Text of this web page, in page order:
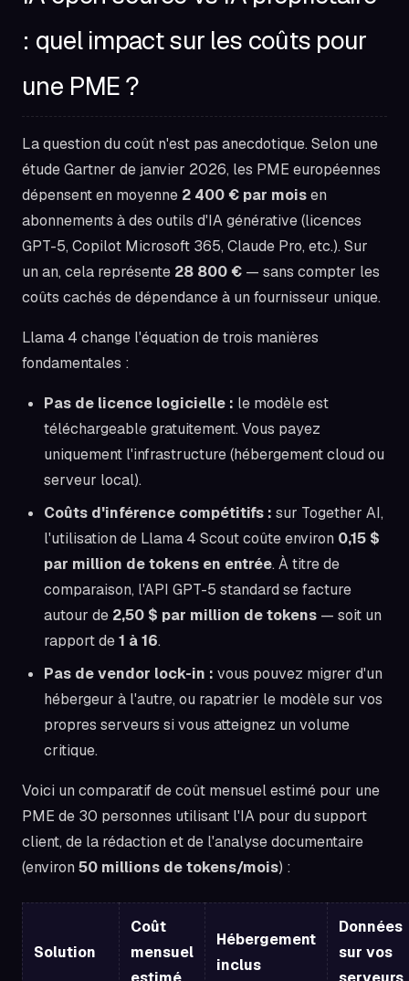
: quel impact sur les coûts pour
une PME ?
La question du coût n'est pas anecdotique. Selon une
étude Gartner de janvier 2026, les PME européennes
dépensent en moyenne 2 400 € par moisen
abonnements à des outils d'IA générative (licences
GPT-5, Copilot Microsoft 365, Claude Pro, etc.). Sur
un an, cela représente 28 800 € — sans compter les
coûts cachés de dépendance à un fournisseur unique.
Llama 4 change l'équation de trois manières
fondamentales :
Pas de licence logicielle : le modèle est
téléchargeable gratuitement. Vous payez
uniquement l'infrastructure (hébergement cloud ou
serveur local).
Coûts d'inférence compétitifs : sur Together AI,
l'utilisation de Llama 4 Scout coûte environ 0,15 $
par million de tokens en entrée. À titre de
comparaison, l'API GPT-5 standard se facture
autour de 2,50 $ par million de tokens — soit un
rapport de1 à 16.
Pas de vendor lock-in : vous pouvez migrer d'un
hébergeur à l'autre, ou rapatrier le modèle sur vos
propres serveurs si vous atteignez un volume
critique.
Voici un comparatif de coût mensuel estimé pour une
PME de 30 personnes utilisant l'IA pour du support
client, de la rédaction et de l'analyse documentaire
(environ 50 millions de tokens/mois) :
Solution
Coût
mensuel
Hébergement
inclus
Données
sur vos